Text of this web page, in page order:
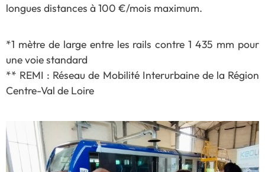
longues distances à 100 €/mois maximum.
*1 mètre de large entre les rails contre 1 435 mm pour
une voie standard
** REMI : Réseau de Mobilité Interurbaine de la Région
Centre-Val de Loire